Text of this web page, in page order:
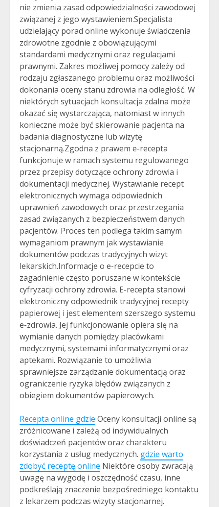
nie zmienia zasad odpowiedzialności zawodowej
związanej z jego wystawieniem.Specjalista
udzielający porad online wykonuje świadczenia
zdrowotne zgodnie z obowiązującymi
standardami medycznymi oraz regulacjami
prawnymi. Zakres możliwej pomocy zależy od
rodzaju zgłaszanego problemu oraz możliwości
dokonania oceny stanu zdrowia na odległość. W
niektórych sytuacjach konsultacja zdalna może
okazać się wystarczająca, natomiast w innych
konieczne może być skierowanie pacjenta na
badania diagnostyczne lub wizytę
stacjonarną.Zgodna z prawem e-recepta
funkcjonuje w ramach systemu regulowanego
przez przepisy dotyczące ochrony zdrowia i
dokumentacji medycznej. Wystawianie recept
elektronicznych wymaga odpowiednich
uprawnień zawodowych oraz przestrzegania
zasad związanych z bezpieczeństwem danych
pacjentów. Proces ten podlega takim samym
wymaganiom prawnym jak wystawianie
dokumentów podczas tradycyjnych wizyt
lekarskich.Informacje o e-recepcie to
zagadnienie często poruszane w kontekście
cyfryzacji ochrony zdrowia. E-recepta stanowi
elektroniczny odpowiednik tradycyjnej recepty
papierowej i jest elementem szerszego systemu
e-zdrowia. Jej funkcjonowanie opiera się na
wymianie danych pomiędzy placówkami
medycznymi, systemami informatycznymi oraz
aptekami. Rozwiązanie to umożliwia
sprawniejsze zarządzanie dokumentacją oraz
ograniczenie ryzyka błędów związanych z
obiegiem dokumentów papierowych.
Recepta online gdzie Oceny konsultacji online są
zróżnicowane i zależą od indywidualnych
doświadczeń pacjentów oraz charakteru
korzystania z usług medycznych. gdzie warto
zdobyć receptę online Niektóre osoby zwracają
uwagę na wygodę i oszczędność czasu, inne
podkreślają znaczenie bezpośredniego kontaktu
z lekarzem podczas wizyty stacjonarnej.